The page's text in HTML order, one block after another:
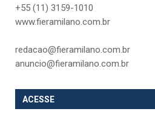
+55 (11) 3159-1010
www.fieramilano.com.br
redacao@fieramilano.com.br
anuncio@fieramilano.com.br
ACESSE